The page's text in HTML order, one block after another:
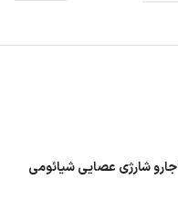
تخلیه دستی می توانید از دستگاه
شارژی عصایی شیائومی